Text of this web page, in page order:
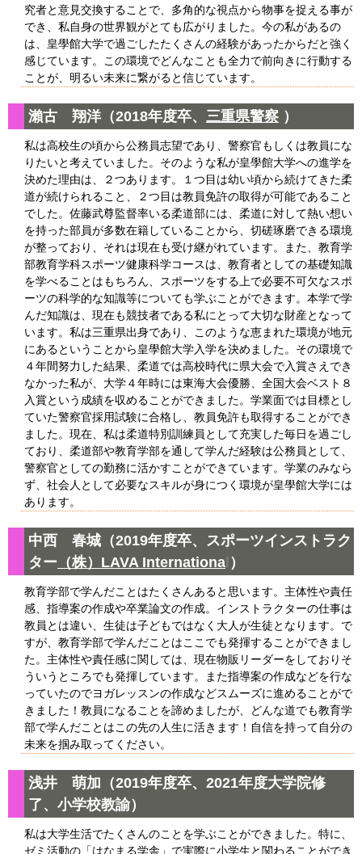
究者と意⾒交換することで、多⾓的な視点から物事を捉える事が
でき、私⾃⾝の世界観がとても広がりました。今の私があるの
は、皇學館⼤学で過ごしたたくさんの経験があったからだと強く
感じています。この環境でどんなことも全⼒で前向きに⾏動する
ことが、明るい未来に繋がると信じています。
瀨古 翔洋（2018年度卒、 三重県警察 ）
私は高校生の頃から公務員志望であり、警察官もしくは教員にな
りたいと考えていました。そのような私が皇學館大学への進学を
決めた理由は、２つあります。１つ目は幼い頃から続けてきた柔
道が続けられること、２つ目は教員免許の取得が可能であること
でした。佐藤武尊監督率いる柔道部には、柔道に対して熱い想い
を持った部員が多数在籍していることから、切磋琢磨できる環境
が整っており、それは現在も受け継がれています。また、教育学
部教育学科スポーツ健康科学コースは、教育者としての基礎知識
を学べることはもちろん、スポーツをする上で必要不可欠なスポ
ーツの科学的な知識等についても学ぶことができます。本学で学
んだ知識は、現在も競技者である私にとって大切な財産となって
います。私は三重県出身であり、このような恵まれた環境が地元
にあるということから皇學館大学入学を決めました。その環境で
４年間努力した結果、柔道では高校時代に県大会で入賞さえでき
なかった私が、大学４年時には東海大会優勝、全国大会ベスト８
入賞という成績を収めることができました。学業面では目標とし
ていた警察官採用試験に合格し、教員免許も取得することができ
ました。現在、私は柔道特別訓練員として充実した毎日を過ごし
ており、柔道部や教育学部を通して学んだ経験は公務員として、
警察官としての勤務に活かすことができています。学業のみなら
ず、社会人として必要なスキルが身につく環境が皇學館大学には
あります。
中西 春城（2019年度卒、スポーツインストラク
ター （株） LAVA International）
教育学部で学んだことはたくさんあると思います。主体性や責任
感、指導案の作成や卒業論文の作成。インストラクターの仕事は
教員とは違い、生徒は子どもではなく大人が生徒となります。で
すが、教育学部で学んだことはここでも発揮することができまし
た。主体性や責任感に関しては、現在物販リーダーをしておりそ
ういうところでも発揮しています。また指導案の作成などを行な
っていたのでヨガレッスンの作成などスムーズに進めることがで
きました！教員になることを諦めましたが、どんな道でも教育学
部で学んだことはこの先の人生に活きます！自信を持って自分の
未来を掴み取ってください。
浅井 萌加（2019年度卒、2021年度大学院修
了、小学校教諭）
私は大学生活でたくさんのことを学ぶことができました。特に、
ゼミ活動の「はなまる学舎」で実際に小学生と関わることができ